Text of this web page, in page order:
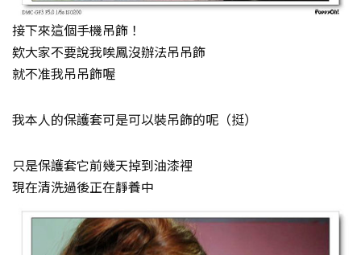
接下來這個手機吊飾！
欸大家不要說我唉鳳沒辦法吊吊飾
就不准我吊吊飾喔
我本人的保護套可是可以裝吊飾的呢（挺）
只是保護套它前幾天掉到油漆裡
現在清洗過後正在靜養中